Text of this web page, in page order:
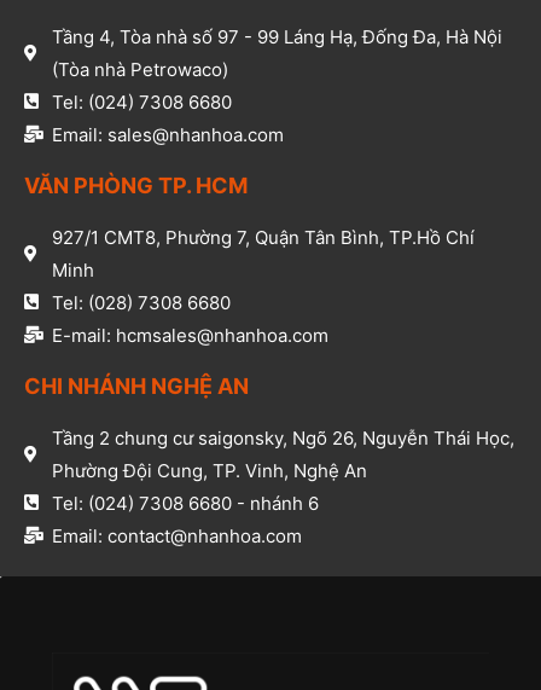
Tầng 4, Tòa nhà số 97 - 99 Láng Hạ, Đống Đa, Hà Nội
(Tòa nhà Petrowaco)
Tel: (024) 7308 6680
Email: sales@nhanhoa.com
VĂN PHÒNG TP. HCM​
927/1 CMT8, Phường 7, Quận Tân Bình, TP.Hồ Chí
Minh​
Tel: (028) 7308 6680​
E-mail: hcmsales@nhanhoa.com​
CHI NHÁNH NGHỆ AN​
Tầng 2 chung cư saigonsky, Ngõ 26, Nguyễn Thái Học,
Phường Đội Cung, TP. Vinh, Nghệ An​
Tel: (024) 7308 6680 - nhánh 6​
Email: contact@nhanhoa.com​